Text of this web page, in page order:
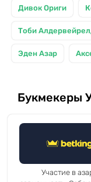
Дивок Ориги
Тоби
Эден Азар
Букмекеры
Участие в